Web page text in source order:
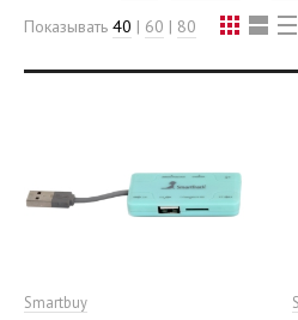
Показывать 40 | 60 | 80
Smartbuy